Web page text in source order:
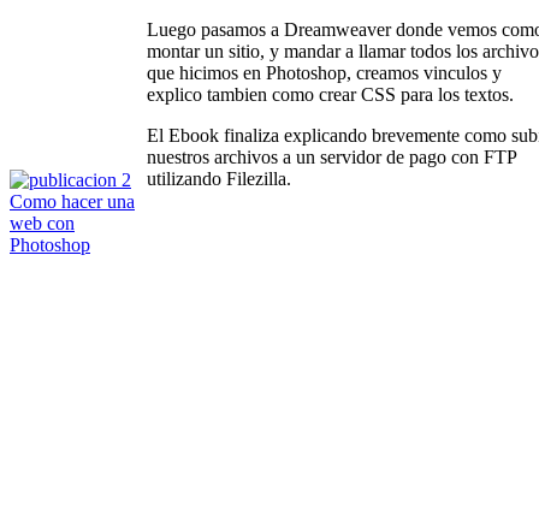
Luego pasamos a Dreamweaver donde vemos
montar un sitio, y mandar a llamar todos los
que hicimos en Photoshop, creamos vinculos y
explico tambien como crear CSS para los textos.
El Ebook finaliza explicando brevemente como
nuestros archivos a un servidor de pago con FTP
utilizando Filezilla.